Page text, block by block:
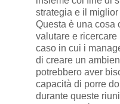
strategia e il
Questa è una cosa
valutare e ricercare
caso in cui i
di creare un
potrebbero aver
capacità di porre
durante queste